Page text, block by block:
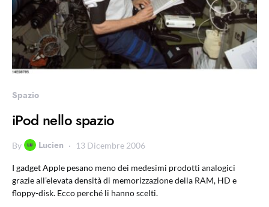
Spazio
iPod nello spazio
By Lucien 13 Dicembre 2006
I gadget Apple pesano meno dei medesimi prodotti analogici
grazie all’elevata densità di memorizzazione della RAM, HD e
floppy-disk. Ecco perché li hanno scelti.